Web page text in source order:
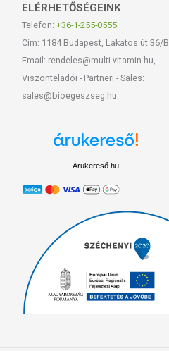
ELÉRHETŐSÉGEINK
Telefon: +36-1-255-0555
Cím: 1184 Budapest, Lakatos út 36/B
Email: rendeles@multi-vitamin.hu,
Viszonteladói - Partneri - Sales:
sales@bioegeszseg.hu
Árukereső.hu